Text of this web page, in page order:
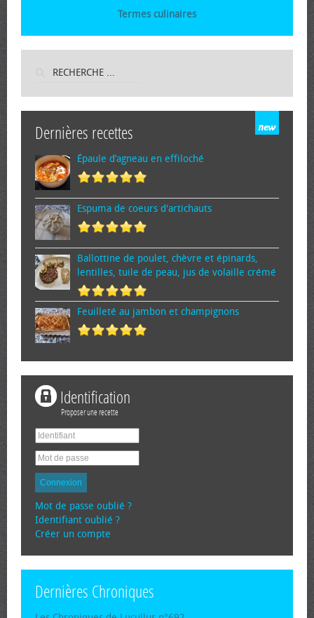
Termes culinaires
Dernières recettes
Épaule d’agneau en effiloché
Espuma de cœurs d'artichauts
Ballottine de poulet, chèvre et épinards,
lentilles, tuile de peau, jus de volaille crémé
Feuilleté au jambon et champignons
Identification
Proposer une recette
Connexion
Mot de passe oublié ?
Identifiant oublié ?
Créer un compte
Dernières Chroniques